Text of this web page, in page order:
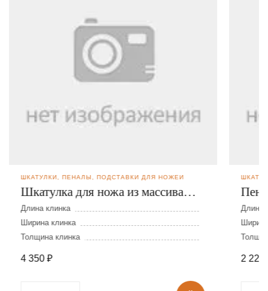
ШКАТУЛКИ, ПЕНАЛЫ, ПОДСТАВКИ ДЛЯ НОЖЕЙ
Шкатулка для ножа из массива
дуба и кожи
Длина клинка
Ширина клинка
Толщина клинка
4 350 ₽
Длина
2 228